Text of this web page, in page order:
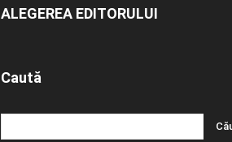
ALEGEREA EDITORULUI
Caută